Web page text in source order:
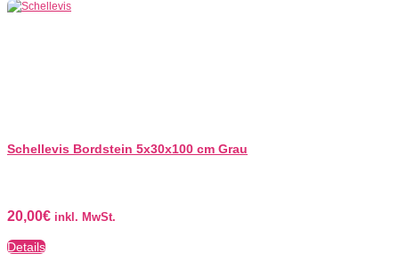
Schellevis Bordstein 5x30x100 cm Grau
20,00€ inkl. MwSt.
Details